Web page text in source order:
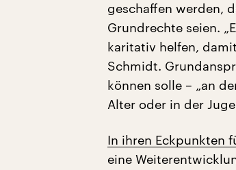
geschaffen werden,
Grundrechte seien.
karitativ helfen,
Schmidt.
können solle – „an
Alter oder in der
In ihren Eckpunkten
eine